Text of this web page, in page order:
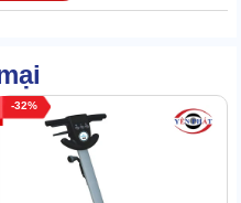
Máy chà sàn liên hợp
xưởng
năng lượng đầu vào sẽ đi tới
trả năng lượng đầu ra dưới
32